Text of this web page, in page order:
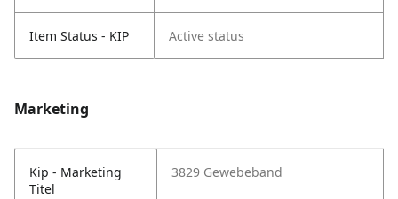
Item Status - KIP Active status
Marketing
Kip - Marketing
Titel
3829 Gewebeband